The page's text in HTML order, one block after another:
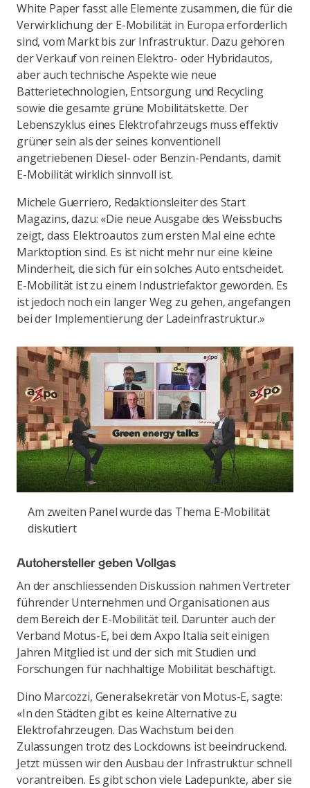
White Paper fasst alle Elemente zusammen, die für die
Verwirklichung der E-Mobilität in Europa erforderlich
sind, vom Markt bis zur Infrastruktur. Dazu gehören
der Verkauf von reinen Elektro- oder Hybridautos,
aber auch technische Aspekte wie neue
Batterietechnologien, Entsorgung und Recycling
sowie die gesamte grüne Mobilitätskette. Der
Lebenszyklus eines Elektrofahrzeugs muss effektiv
grüner sein als der seines konventionell
angetriebenen Diesel- oder Benzin-Pendants, damit
E-Mobilität wirklich sinnvoll ist.
Michele Guerriero, Redaktionsleiter des Start
Magazins, dazu: «Die neue Ausgabe des Weissbuchs
zeigt, dass Elektroautos zum ersten Mal eine echte
Marktoption sind. Es ist nicht mehr nur eine kleine
Minderheit, die sich für ein solches Auto entscheidet.
E-Mobilität ist zu einem Industriefaktor geworden. Es
ist jedoch noch ein langer Weg zu gehen, angefangen
bei der Implementierung der Ladeinfrastruktur.»
Am zweiten Panel wurde das Thema E-Mobilität
diskutiert
Autohersteller geben Vollgas
An der anschliessenden Diskussion nahmen Vertreter
führender Unternehmen und Organisationen aus
dem Bereich der E-Mobilität teil. Darunter auch der
Verband Motus-E, bei dem Axpo Italia seit einigen
Jahren Mitglied ist und der sich mit Studien und
Forschungen für nachhaltige Mobilität beschäftigt.
Dino Marcozzi, Generalsekretär von Motus-E, sagte:
«In den Städten gibt es keine Alternative zu
Elektrofahrzeugen. Das Wachstum bei den
Zulassungen trotz des Lockdowns ist beeindruckend.
Jetzt müssen wir den Ausbau der Infrastruktur schnell
vorantreiben. Es gibt schon viele Ladepunkte, aber sie